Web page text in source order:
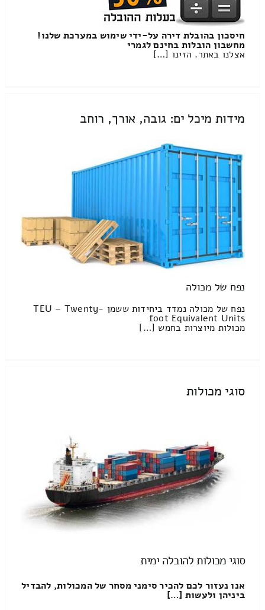
חיסכון בהובלת דירה על-ידי שימוש במערכת שלנו!
מחשבון הובלות בחינם לגמרי
אצלנו באתר. הזינו […]
מידות מיכל ים: גובה, אורך, רוחב
נפח של מכולה
נפח של מכולה נמדד ביחידות ששמן TEU – Twenty-
foot Equivalent Units
מכולות מיוצרות בחמש […]
סוגי מכולות
סוגי מכולות להובלה ימית
אנו נעזור לכם להכיר סימני מסחר של המכולות, להבדיל
ביניהן ולעשות […]